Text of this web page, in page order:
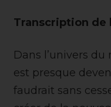
Transcription de
Dans l’univers
est presque
faudrait sans